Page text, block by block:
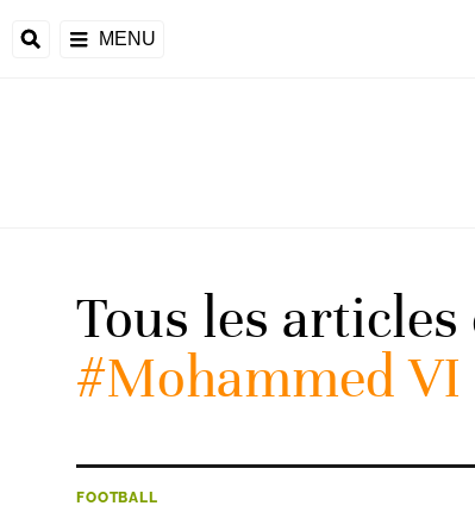
MENU
de l'UEFA
Tous les
#Mohammed VI
FOOTBALL